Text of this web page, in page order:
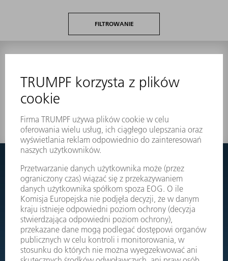
FILTROWANIE
wyników
Nic nie znaleziono?
Wystarczy przejść do rysunków złożeniowych Państwa
maszyn i bezpośrednio zamówić potrzebną część.
RYSUNKI ZŁOŻENIOWE